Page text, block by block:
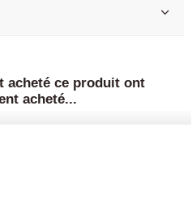
acheté ce produit ont
acheté...